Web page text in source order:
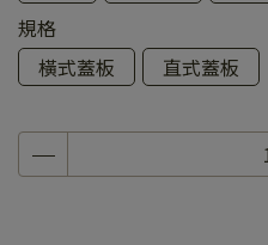
規格
橫式蓋板
直式蓋板